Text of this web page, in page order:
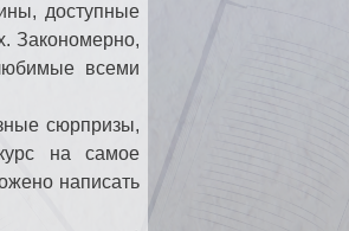
доступные
Закономерно,
всеми
сюрпризы,
на самое
написать